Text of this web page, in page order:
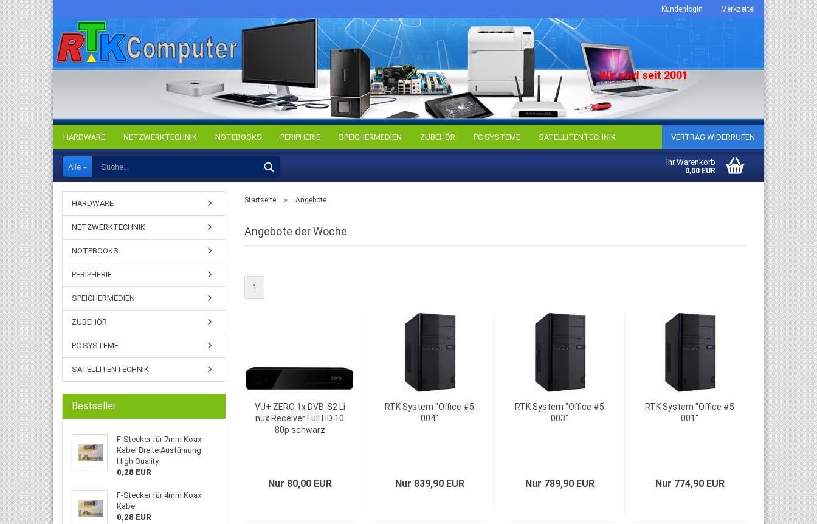
Kundenlogin Merkzettel
Alle
Wir sind seit 2001
Ihr Warenkorb
0,00 EUR
HARDWARE NETZWERKTECHNIK NOTEBOOKS PERIPHERIE SPEICHERMEDIEN ZUBEHÖR PC SYSTEME SATELLITENTECHNIK VERTRAG WIDERRUFEN
Startseite » Angebote
Angebote der Woche
1
VU+ ZERO 1x DVB-S2 Li
nux Receiver Full HD 10
80p schwarz
Nur 80,00 EUR
RTK System "Office #5
004"
Nur 839,90 EUR
RTK System "Office #5
003"
Nur 789,90 EUR
RTK System "Office #5
001"
Nur 774,90 EUR
HARDWARE
NETZWERKTECHNIK
NOTEBOOKS
PERIPHERIE
SPEICHERMEDIEN
ZUBEHÖR
PC SYSTEME
SATELLITENTECHNIK
Bestseller
F-Stecker für 7mm Koax
Kabel Breite Ausführung
High Quality
0,28 EUR
F-Stecker für 4mm Koax
Kabel
0,28 EUR